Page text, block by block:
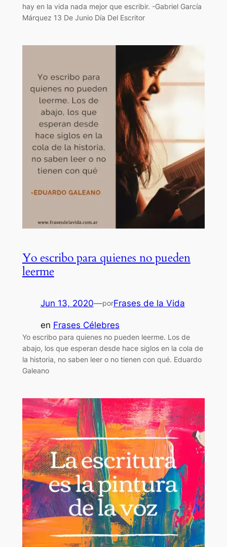
hay en la vida nada mejor que escribir. -Gabriel García
Márquez 13 De Junio Día Del Escritor
Yo escribo para quienes no pueden
leerme
Jun 13, 2020—porFrases de la Vida
en Frases Célebres
Yo escribo para quienes no pueden leerme. Los de
abajo, los que esperan desde hace siglos en la cola de
la historia, no saben leer o no tienen con qué. Eduardo
Galeano